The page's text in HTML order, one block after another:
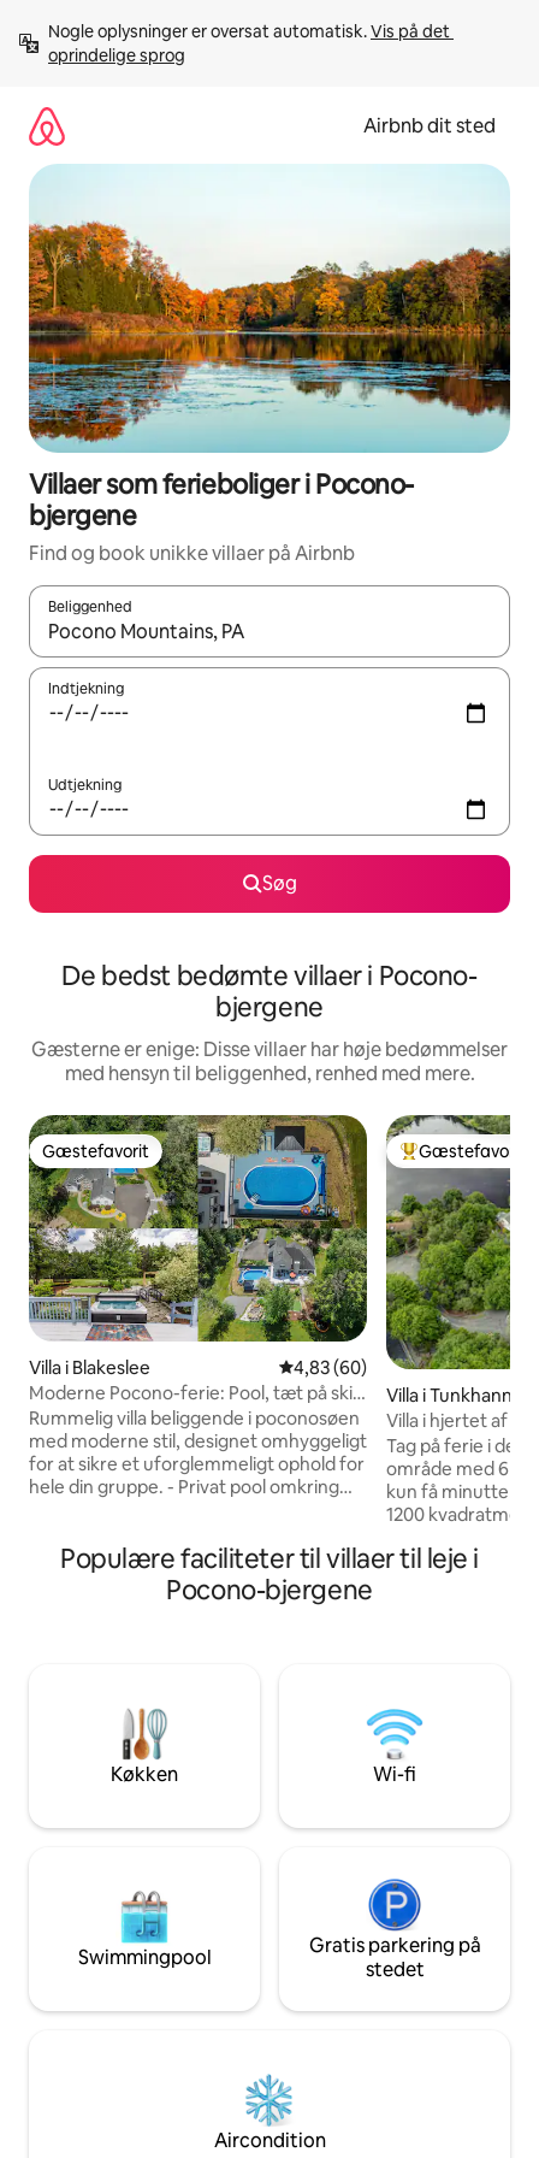
videre
Nogle oplysninger er oversat automatisk. Vis på det
oprindelige sprog
Airbnb dit sted
Villaer som ferieboliger i Pocono-
bjergene
Find og book unikke villaer på Airbnb
Beliggenhed
Når resultaterne er tilgængelige, skal du navigere med
Indtjekning
Udtjekning
Søg
De bedst bedømte villaer i Pocono-
bjergene
Gæsterne er enige: Disse villaer har høje bedømmelser
med hensyn til beliggenhed, renhed med mere.
Gæstefavorit
Gæstefavorit
Villa i Blakeslee 4,83 ud af 5 i gennemsnitlig
4,83 (60)
Moderne Pocono-ferie: Pool, tæt på ski
og vandreture
Rummelig villa beliggende i poconosøen
med moderne stil, designet omhyggeligt
for at sikre et uforglemmeligt ophold for
hele din gruppe. - Privat pool omkring
minutters gang) - Katedralloft -
Panorama-bar - Boblebad – Ildsted med
for at leje 25 år Township
registreringsnummer- 021058
Bedste
Gæstefavorit
Villa i
p
Villa i hjertet af
udsigt
Tag på ferie i
område med 6
kun få minutters
1200
ligger på en
pools. Indendørs
spilrumsbar og
Populære faciliteter til villaer til leje i
Pocono-bjergene
Køkken Wi-fi
Swimmingpool
Gratis parkering på
stedet
Aircondition